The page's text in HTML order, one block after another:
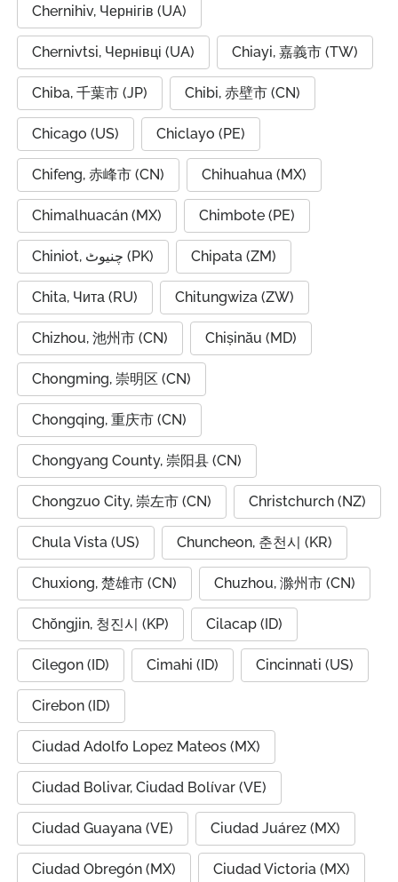
Chernihiv, Чернігів (UA)
Chernivtsi, Чернівці (UA) Chiayi, 嘉義市 (TW)
Chiba, 千葉市 (JP) Chibi, 赤壁市 (CN)
Chicago (US) Chiclayo (PE)
Chifeng, 赤峰市 (CN) Chihuahua (MX)
Chimalhuacán (MX) Chimbote (PE)
Chiniot, چنیوٹ (PK) Chipata (ZM)
Chita, Чита (RU) Chitungwiza (ZW)
Chizhou, 池州市 (CN) Chișinău (MD)
Chongming, 崇明区 (CN)
Chongqing, 重庆市 (CN)
Chongyang County, 崇阳县 (CN)
Chongzuo City, 崇左市 (CN) Christchurch (NZ)
Chula Vista (US) Chuncheon, 춘천시 (KR)
Chuxiong, 楚雄市 (CN) Chuzhou, 滁州市 (CN)
Chŏngjin, 청진시 (KP) Cilacap (ID)
Cilegon (ID) Cimahi (ID) Cincinnati (US)
Cirebon (ID)
Ciudad Adolfo Lopez Mateos (MX)
Ciudad Bolivar, Ciudad Bolívar (VE)
Ciudad Guayana (VE) Ciudad Juárez (MX)
Ciudad Obregón (MX) Ciudad Victoria (MX)